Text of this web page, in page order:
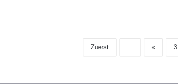
Zuerst ... « 3